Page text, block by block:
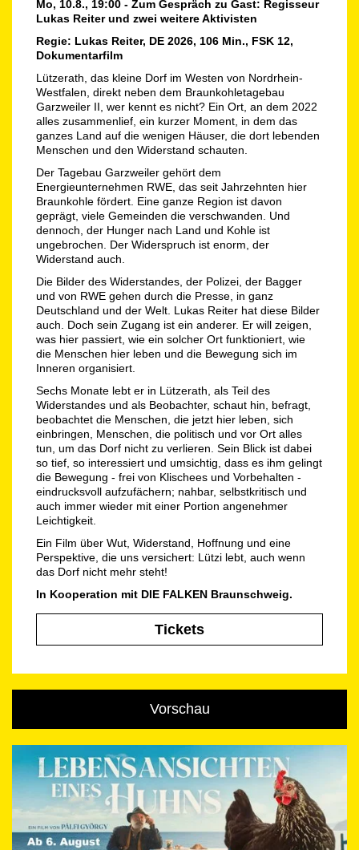
Mo, 10.8., 19:00 - Zum Gespräch zu Gast: Regisseur
Lukas Reiter und zwei weitere Aktivisten
Regie: Lukas Reiter, DE 2026, 106 Min., FSK 12,
Dokumentarfilm
Lützerath, das kleine Dorf im Westen von Nordrhein-
Westfalen, direkt neben dem Braunkohletagebau
Garzweiler II, wer kennt es nicht? Ein Ort, an dem 2022
alles zusammenlief, ein kurzer Moment, in dem das
ganzes Land auf die wenigen Häuser, die dort lebenden
Menschen und den Widerstand schauten.
Der Tagebau Garzweiler gehört dem
Energieunternehmen RWE, das seit Jahrzehnten hier
Braunkohle fördert. Eine ganze Region ist davon
geprägt, viele Gemeinden die verschwanden. Und
dennoch, der Hunger nach Land und Kohle ist
ungebrochen. Der Widerspruch ist enorm, der
Widerstand auch.
Die Bilder des Widerstandes, der Polizei, der Bagger
und von RWE gehen durch die Presse, in ganz
Deutschland und der Welt. Lukas Reiter hat diese Bilder
auch. Doch sein Zugang ist ein anderer. Er will zeigen,
was hier passiert, wie ein solcher Ort funktioniert, wie
die Menschen hier leben und die Bewegung sich im
Inneren organisiert.
Sechs Monate lebt er in Lützerath, als Teil des
Widerstandes und als Beobachter, schaut hin, befragt,
beobachtet die Menschen, die jetzt hier leben, sich
einbringen, Menschen, die politisch und vor Ort alles
tun, um das Dorf nicht zu verlieren. Sein Blick ist dabei
so tief, so interessiert und umsichtig, dass es ihm gelingt
die Bewegung - frei von Klischees und Vorbehalten -
eindrucksvoll aufzufächern; nahbar, selbstkritisch und
auch immer wieder mit einer Portion angenehmer
Leichtigkeit.
Ein Film über Wut, Widerstand, Hoffnung und eine
Perspektive, die uns versichert: Lützi lebt, auch wenn
das Dorf nicht mehr steht!
In Kooperation mit DIE FALKEN Braunschweig.
Tickets
Vorschau